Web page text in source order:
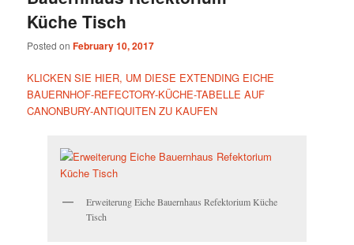
Küche Tisch
Posted onFebruary 10, 2017
KLICKEN SIE HIER, UM DIESE EXTENDING EICHE
BAUERNHOF-REFECTORY-KÜCHE-TABELLE AUF
CANONBURY-ANTIQUITEN ZU KAUFEN
Erweiterung Eiche Bauernhaus Refektorium Küche
Tisch